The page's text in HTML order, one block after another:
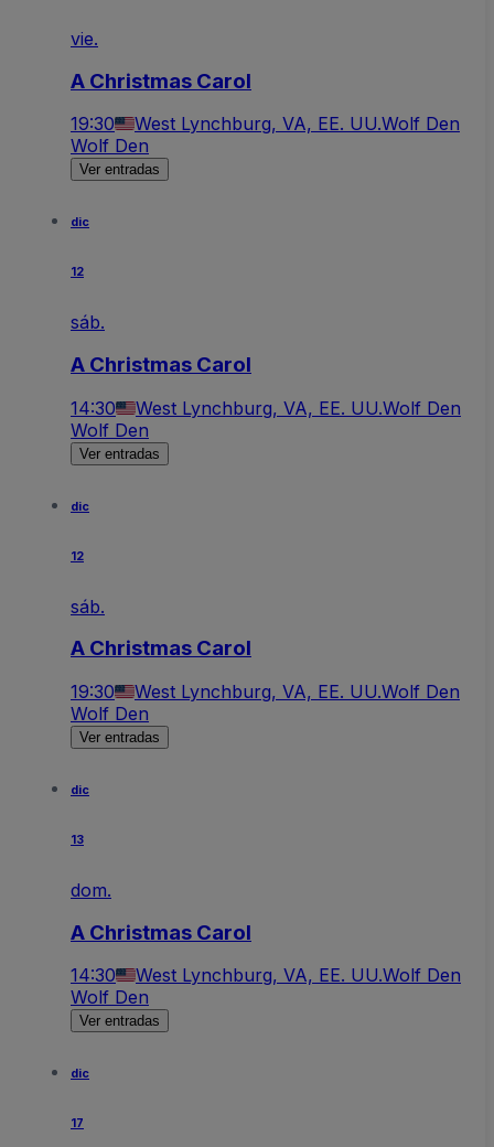
vie.
A Christmas Carol
19:30 West Lynchburg, VA, EE. UU.Wolf Den
Wolf Den
Ver entradas
dic
12
sáb.
A Christmas Carol
14:30 West Lynchburg, VA, EE. UU.Wolf Den
Wolf Den
Ver entradas
dic
12
sáb.
A Christmas Carol
19:30 West Lynchburg, VA, EE. UU.Wolf Den
Wolf Den
Ver entradas
dic
13
dom.
A Christmas Carol
14:30 West Lynchburg, VA, EE. UU.Wolf Den
Wolf Den
Ver entradas
dic
17